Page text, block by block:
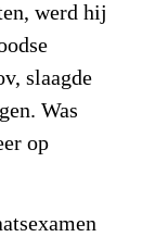
werd hij
slaagde
Was
op